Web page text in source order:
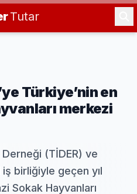
Tutar
Türkiye’nin en
merkezi
(TİDER) ve
birliğiyle geçen yıl
Sokak Hayvanları